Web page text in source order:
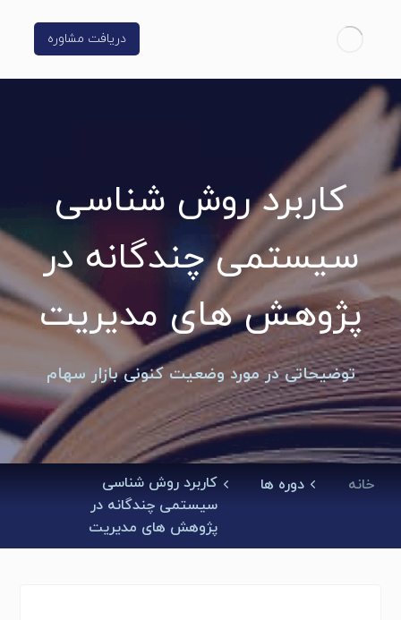
دریافت مشاوره
کاربرد روش شناسی
سیستمی چندگانه در
پژوهش های مدیریت
توضیحاتی در مورد وضعیت کنونی بازار سهام
خانه دوره ها
کاربرد روش شناسی
سیستمی چندگانه در
پژوهش های مدیریت